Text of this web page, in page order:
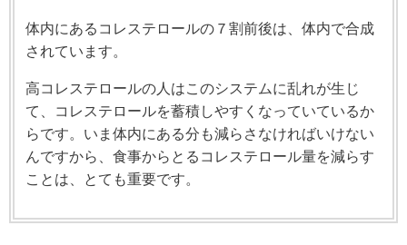
体内にあるコレステロールの７割前後は、体内で合成
されています。
高コレステロールの人はこのシステムに乱れが生じ
て、コレステロールを蓄積しやすくなっていているか
らです。いま体内にある分も減らさなければいけない
んですから、食事からとるコレステロール量を減らす
ことは、とても重要です。